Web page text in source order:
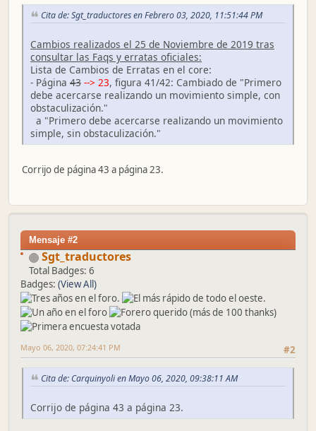
Cita de: Sgt_traductores en Febrero 03, 2020, 11:51:44 PM
Cambios realizados el 25 de Noviembre de 2019 tras
consultar las Faqs y erratas oficiales:
Lista de Cambios de Erratas en el core:
- Página 43 --> 23, figura 41/42: Cambiado de "Primero
debe acercarse realizando un movimiento simple, con
obstaculización."
a "Primero debe acercarse realizando un movimiento
simple, sin obstaculización."
Corrijo de página 43 a página 23.
Mensaje #2
Sgt_traductores
Total Badges: 6
Badges: (View All)
#2
Mayo 06, 2020, 07:24:41 PM
Cita de: Carquinyoli en Mayo 06, 2020, 09:38:11 AM
Corrijo de página 43 a página 23.